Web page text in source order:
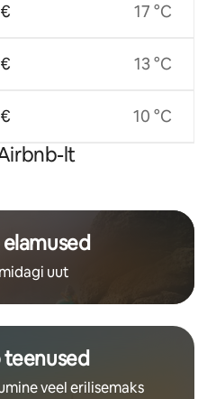
17 °C
13 °C
10 °C
lt
uut
veel erilisemaks